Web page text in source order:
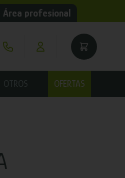
Área profesional
OTROS OFERTAS